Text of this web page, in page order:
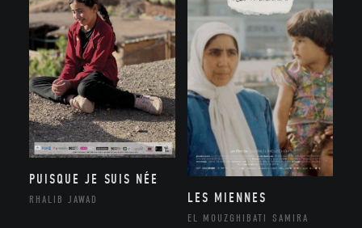
PUISQUE JE SUIS NÉE
RHALIB JAWAD LES MIENNES
EL MOUZGHIBATI SAMIRA